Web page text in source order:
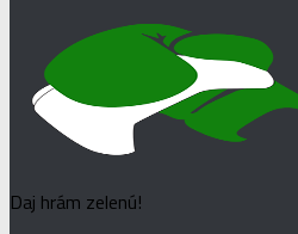
Daj hrám zelenú!